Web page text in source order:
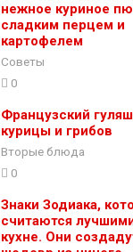
нежное куриное
сладким перцем и
картофелем
Советы
0
Французский
курицы и грибов
Вторые блюда
0
Знаки Зодиака,
считаются
кухне. Они